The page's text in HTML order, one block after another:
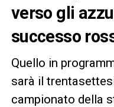
verso gli
successo
Quello in
sarà il
campionato della